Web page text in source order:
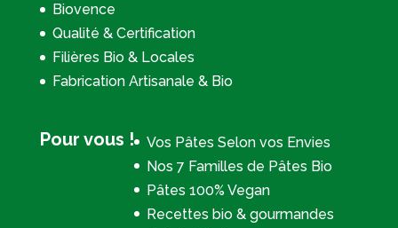
Biovence
Qualité & Certification
Filières Bio & Locales
Fabrication Artisanale & Bio
Pour vous !
Vos Pâtes Selon vos Envies
Nos 7 Familles de Pâtes Bio
Pâtes 100% Vegan
Recettes bio & gourmandes